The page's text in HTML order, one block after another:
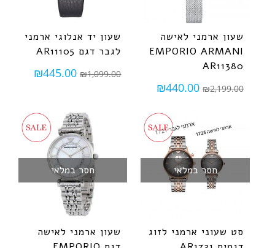
שעון ארמני לאישה
EMPORIO ARMANI
AR11380
₪2,199.00
₪440.00
שעון יד אנלוגי ארמני
לגבר דגם AR11105
₪1,099.00
₪445.00
חסר במלאי
סט שעוני ארמני לזוג
חסר במלאי
שעון ארמני לאישה